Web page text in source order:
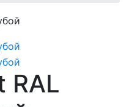
RAL